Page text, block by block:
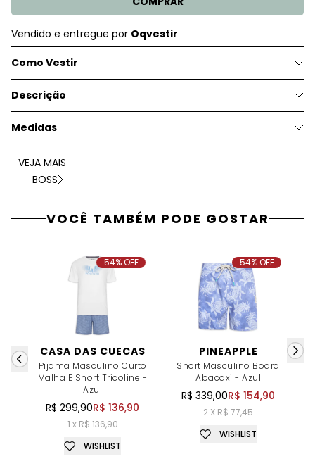
Vendido e entregue por Oqvestir
Como Vestir
Descrição
Medidas
VEJA MAIS
BOSS
VOCÊ TAMBÉM PODE GOSTAR
CASA DAS CUECAS
Pijama Masculino Curto
Malha E Short Tricoline -
Azul
R$ 299,90R$ 136,90
1 x R$ 136,90
54% OFF
WISHLIST
PINEAPPLE
Short Masculino Board
Abacaxi - Azul
R$ 339,00R$ 154,90
2 X R$ 77,45
54% OFF
WISHLIST